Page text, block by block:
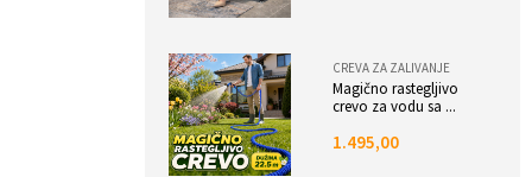
CREVA ZA ZALIVANJE
Magično rastegljivo
crevo za vodu sa ...
1.495,00